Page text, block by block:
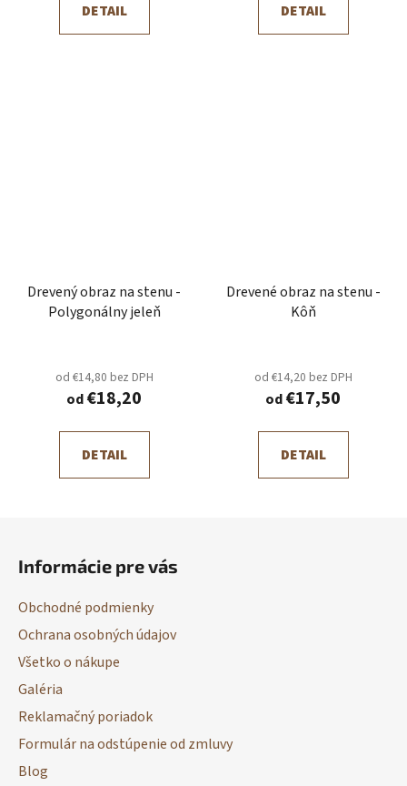
DETAIL DETAIL
Drevený obraz na stenu -
Polygonálny jeleň
od €14,80 bez DPH
od€18,20
DETAIL
Drevené obraz na stenu -
Kôň
od €14,20 bez DPH
od€17,50
DETAIL
Informácie pre vás
Obchodné podmienky
Ochrana osobných údajov
Všetko o nákupe
Galéria
Reklamačný poriadok
Formulár na odstúpenie od zmluvy
Blog